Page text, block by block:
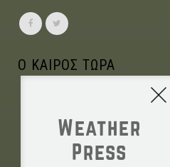
Ο ΚΑΙΡΟΣ ΤΩΡΑ
Weather
Press